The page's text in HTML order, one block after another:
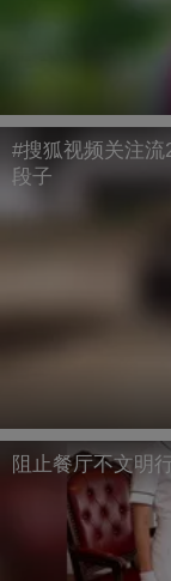
#搜狐视频关注
段子
阻止餐厅不文明